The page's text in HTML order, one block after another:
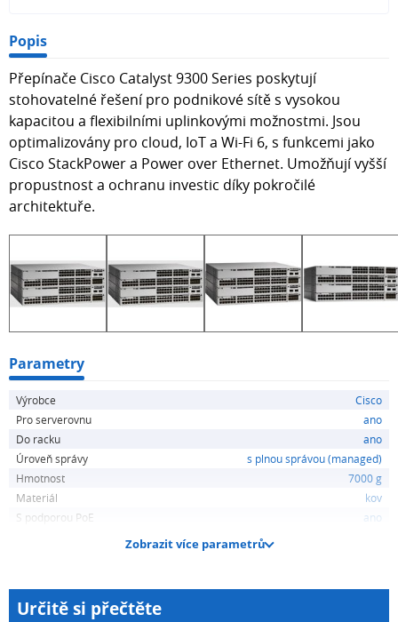
Popis
Přepínače Cisco Catalyst 9300 Series poskytují
stohovatelné řešení pro podnikové sítě s vysokou
kapacitou a flexibilními uplinkovými možnostmi. Jsou
optimalizovány pro cloud, IoT a Wi-Fi 6, s funkcemi jako
Cisco StackPower a Power over Ethernet. Umožňují vyšší
propustnost a ochranu investic díky pokročilé
architektuře.
Parametry
Výrobce
Cisco
Pro serverovnu
ano
Do racku
ano
Úroveň správy
s plnou správou (managed)
Hmotnost
7000 g
Materiál
kov
S podporou PoE
ano
Zobrazit více parametrů
Určitě si přečtěte